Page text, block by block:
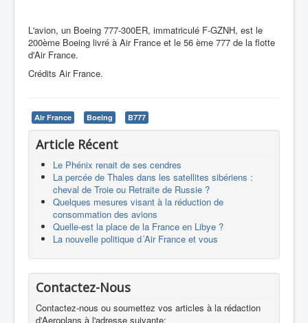
L'avion, un Boeing 777-300ER, immatriculé F-GZNH, est le
200ème Boeing livré à Air France et le 56 ème 777 de la flotte
d'Air France.
Crédits Air France.
Air France Boeing B777
Article Récent
Le Phénix renait de ses cendres
La percée de Thales dans les satellites sibériens :
cheval de Troie ou Retraite de Russie ?
Quelques mesures visant à la réduction de
consommation des avions
Quelle-est la place de la France en Libye ?
La nouvelle politique d´Air France et vous
Contactez-Nous
Contactez-nous ou soumettez vos articles à la rédaction
d'Aeroplans à l'adresse suivante: